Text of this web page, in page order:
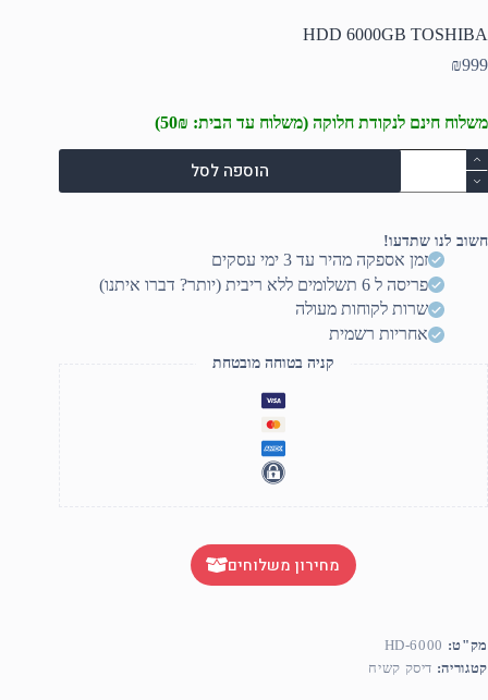
HDD 6000GB TOSHIBA
₪999
משלוח חינם לנקודת חלוקה (משלוח עד הבית: 50₪)
כמות
של
HDD
TOSHIBA
הוספה לסל
חשוב לנו שתדעו!
זמן אספקה מהיר עד 3 ימי עסקים
פריסה ל 6 תשלומים ללא ריבית (יותר? דברו איתנו)
שרות לקוחות מעולה
אחריות רשמית
קניה בטוחה מובטחת
מחירון משלוחים
מק"ט: HD-6000
קטגוריה: דיסק קשיח